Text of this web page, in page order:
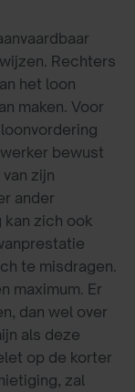
Rechters
het loon
maken. Voor
bewust
zijn
ander
kan zich ook
te misdragen.
maximum. Er
dan wel over
als deze
op de korter
zal